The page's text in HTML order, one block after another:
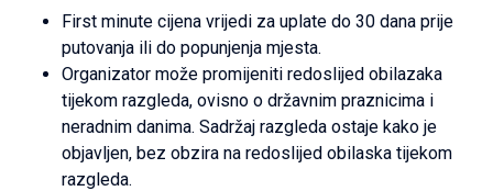
First minute cijena vrijedi za uplate do 30 dana prije
putovanja ili do popunjenja mjesta.
Organizator može promijeniti redoslijed obilazaka
tijekom razgleda, ovisno o državnim praznicima i
neradnim danima. Sadržaj razgleda ostaje kako je
objavljen, bez obzira na redoslijed obilaska tijekom
razgleda.